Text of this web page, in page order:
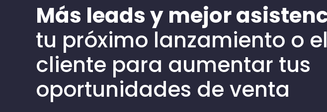
Más leads y mejor
tu próximo lanzamiento o
cliente para aumentar tus
oportunidades de venta